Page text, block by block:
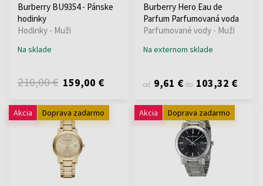
Burberry BU9354 - Pánske
hodinky
Hodinky - Muži
Na sklade
210,00 € 159,00 €
Burberry Hero Eau de
Parfum Parfumovaná voda
Parfumované vody - Muži
Na externom sklade
od 9,61 € do 103,32 €
Akcia Doprava zadarmo Akcia Doprava zadarmo